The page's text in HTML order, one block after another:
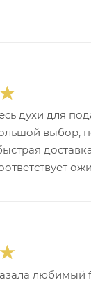
духи для
выбор,
любимый